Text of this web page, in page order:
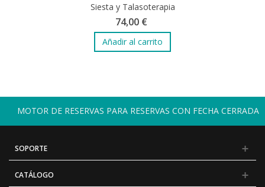
Siesta y Talasoterapia
74,00 €
Añadir al carrito
MOTOR DE RESERVAS PARA RESERVAS CON FECHA CERRADA
SOPORTE
CATÁLOGO